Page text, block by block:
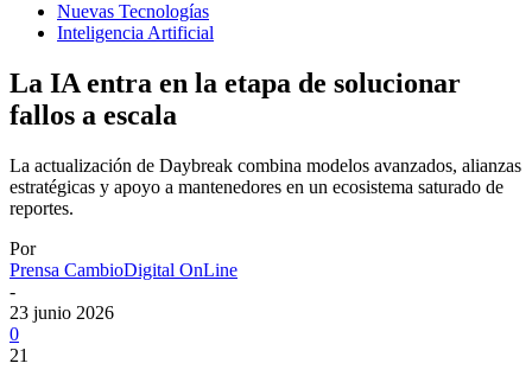
Nuevas Tecnologías
Inteligencia Artificial
La IA entra en la etapa de solucionar
fallos a escala
La actualización de Daybreak combina modelos avanzados, alianzas
estratégicas y apoyo a mantenedores en un ecosistema saturado de
reportes.
Por
Prensa CambioDigital OnLine
-
23 junio 2026
0
21